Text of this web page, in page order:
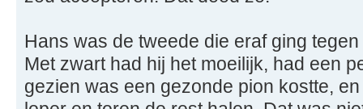
Hans was de tweede die eraf ging
Met zwart had hij het moeilijk, had een
gezien was een gezonde pion kostte,